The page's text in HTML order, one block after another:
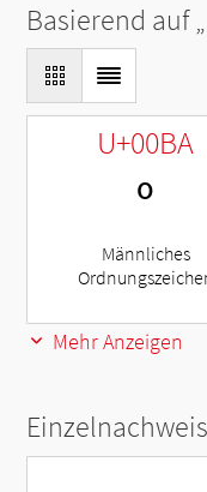
Basierend auf „
U+00BA
º
Männliches
Mehr Anzeigen